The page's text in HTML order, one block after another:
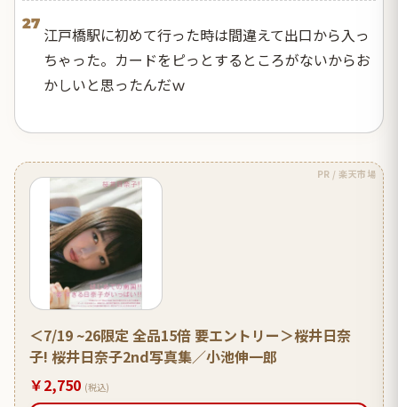
27
江戸橋駅に初めて行った時は間違えて出口から入っ
ちゃった。カードをピっとするところがないからお
かしいと思ったんだｗ
PR / 楽天市場
＜7/19 ~26限定 全品15倍 要エントリー＞桜井日奈
子! 桜井日奈子2nd写真集／小池伸一郎
￥2,750 (税込)